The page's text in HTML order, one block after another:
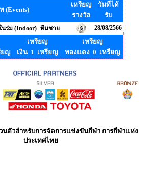
(Events)
เหรียญ
รางวัล
วันที่ได้
รับ
นร่ม (Indoor)- ทีมชาย 28/08/2566
ยญ
เหรียญ
เงิน 1 เหรียญ
เหรียญ
ทองแดง 0 เหรียญ
นตัวสำหรับการจัดการแข่งขันกีฬา การกีฬาแห่ง
ประเทศไทย